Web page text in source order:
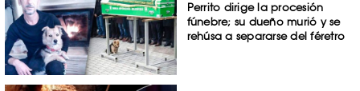
Perrito dirige la procesión
fúnebre; su dueño murió y se
rehúsa a separarse del féretro